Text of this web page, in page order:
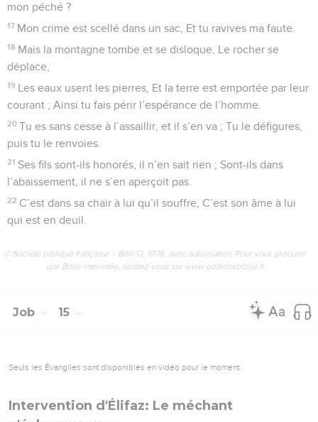
mon péché ?
17 Mon crime est scellé dans un sac, Et tu ravives ma faute.
18 Mais la montagne tombe et se disloque, Le rocher se
déplace,
19 Les eaux usent les pierres, Et la terre est emportée par leur
courant ; Ainsi tu fais périr l’espérance de l’homme.
20 Tu es sans cesse à l’assaillir, et il s’en va ; Tu le défigures,
puis tu le renvoies.
21 Ses fils sont-ils honorés, il n’en sait rien ; Sont-ils dans
l’abaissement, il ne s’en aperçoit pas.
22 C’est dans sa chair à lui qu’il souffre, C’est son âme à lui
qui est en deuil.
© Société biblique française – Bibli’O, 1978, avec autorisation. Pour vous procurer
une Bible imprimée, rendez-vous sur www.editionsbiblio.fr
Job 15
Seuls les Évangiles sont disponibles en vidéo pour le moment.
Intervention d'Élifaz: Le méchant